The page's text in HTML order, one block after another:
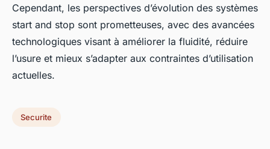
Cependant, les perspectives d’évolution des systèmes
start and stop sont prometteuses, avec des avancées
technologiques visant à améliorer la fluidité, réduire
l’usure et mieux s’adapter aux contraintes d’utilisation
actuelles.
Securite